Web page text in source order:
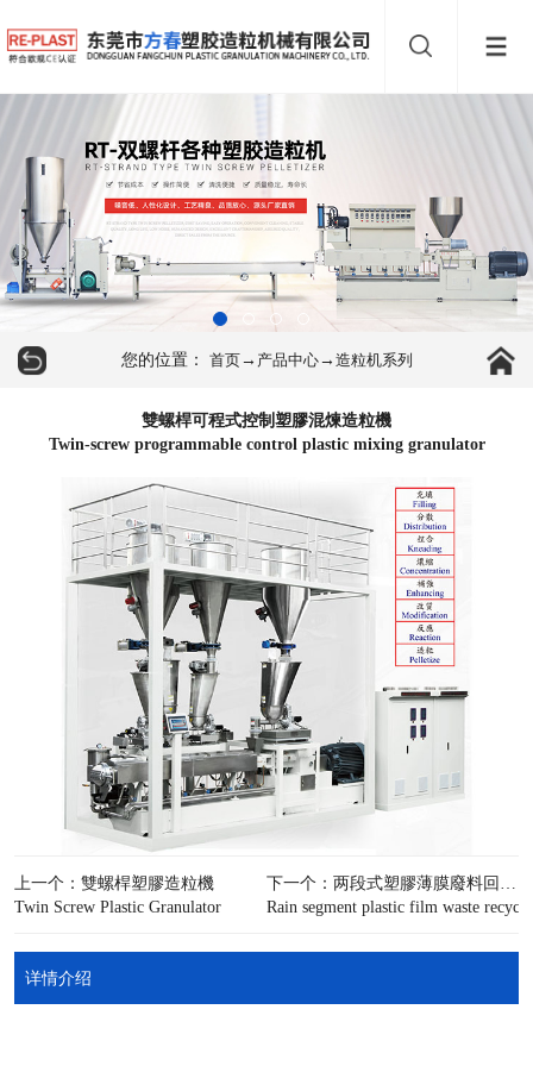
您的位置： 首页→ 产品中心→ 造粒机系列
雙螺桿可程式控制塑膠混煉造粒機
Twin-screw programmable control plastic mixing granulator
上一个：雙螺桿塑膠造粒機
Twin Screw Plastic Granulator
下一个：两段式塑膠薄膜廢料回收造粒機
Rain segment plastic film waste
详情介绍